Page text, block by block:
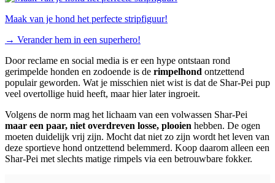
Maak van je hond het perfecte stripfiguur!
→ Verander hem in een superhero!
Door reclame en social media is er een hype ontstaan rond
gerimpelde honden en zodoende is de rimpelhond ontzettend
populair geworden. Wat je misschien niet wist is dat de Shar-Pei pup
veel overtollige huid heeft, maar hier later ingroeit.
Volgens de norm mag het lichaam van een volwassen Shar-Pei
maar een paar, niet overdreven losse, plooien hebben. De ogen
moeten duidelijk vrij zijn. Mocht dat niet zo zijn wordt het leven van
deze sportieve hond ontzettend belemmerd. Koop daarom alleen een
Shar-Pei met slechts matige rimpels via een betrouwbare fokker.